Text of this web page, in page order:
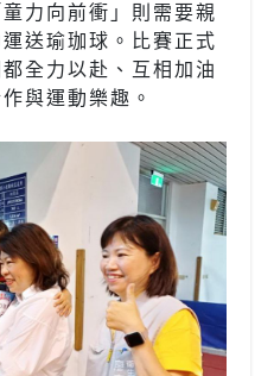
力向前衝」則需要親
送瑜珈球。比賽正式
全力以赴、互相加油
與運動樂趣。